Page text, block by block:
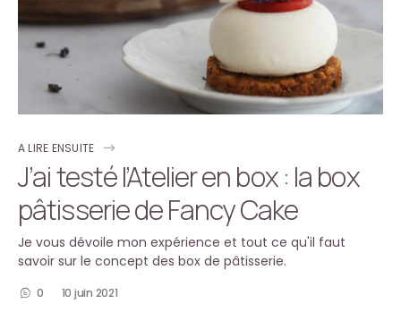
A LIRE ENSUITE
J’ai testé l’Atelier en box : la box
pâtisserie de Fancy Cake
Je vous dévoile mon expérience et tout ce qu'il faut
savoir sur le concept des box de pâtisserie.
0 10 juin 2021